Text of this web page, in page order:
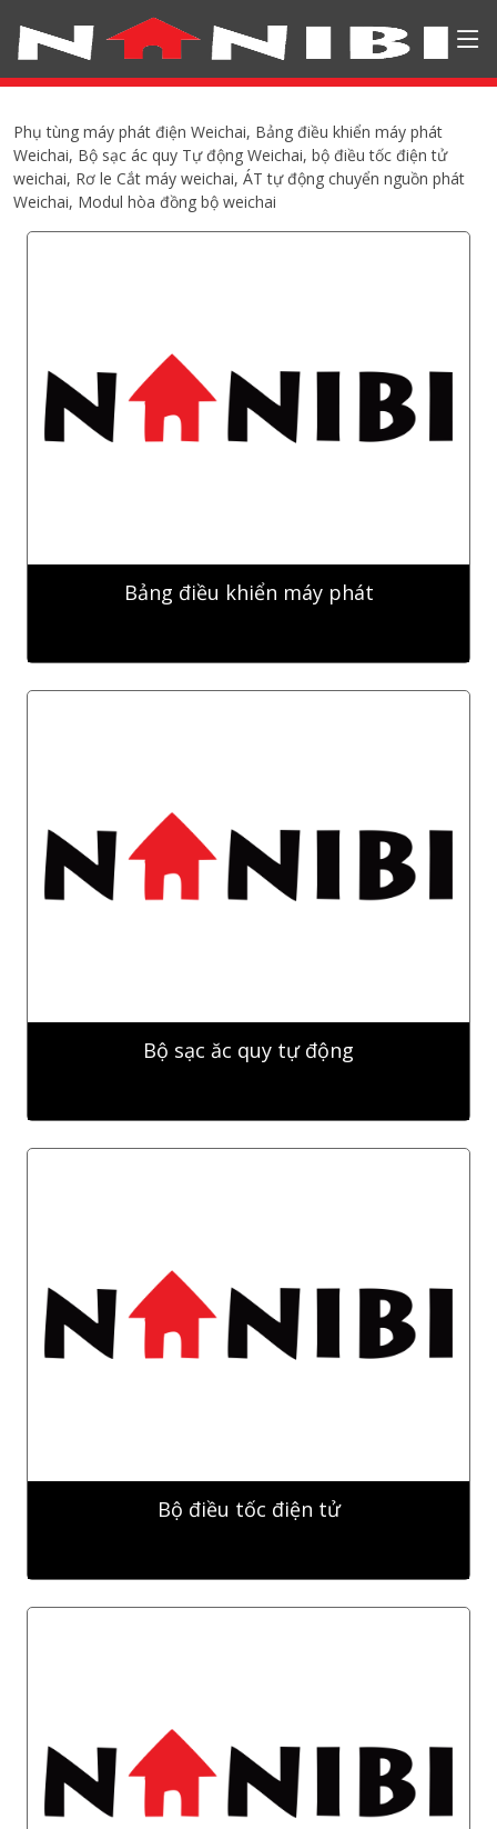
Phụ tùng máy phát điện Weichai, Bảng điều khiển máy phát
Weichai, Bộ sạc ác quy Tự động Weichai, bộ điều tốc điện tử
weichai, Rơ le Cắt máy weichai, ÁT tự động chuyển nguồn phát
Weichai, Modul hòa đồng bộ weichai
Bảng điều khiển máy phát
Bộ sạc ăc quy tự động
Bộ điều tốc điện tử